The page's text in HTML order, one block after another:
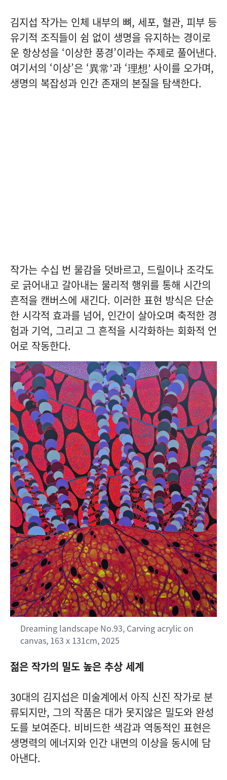
김지섭 작가는 인체 내부의 뼈, 세포, 혈관, 피부 등
유기적 조직들이 쉼 없이 생명을 유지하는 경이로
운 항상성을 ‘이상한 풍경’이라는 주제로 풀어낸다.
여기서의 ‘이상’은 ‘異常’과 ‘理想’ 사이를 오가며,
생명의 복잡성과 인간 존재의 본질을 탐색한다.
작가는 수십 번 물감을 덧바르고, 드릴이나 조각도
로 긁어내고 갈아내는 물리적 행위를 통해 시간의
흔적을 캔버스에 새긴다. 이러한 표현 방식은 단순
한 시각적 효과를 넘어, 인간이 살아오며 축적한 경
험과 기억, 그리고 그 흔적을 시각화하는 회화적 언
어로 작동한다.
Dreaming landscape No.93, Carving acrylic on
canvas, 163 x 131cm, 2025
젊은 작가의 밀도 높은 추상 세계
30대의 김지섭은 미술계에서 아직 신진 작가로 분
류되지만, 그의 작품은 대가 못지않은 밀도와 완성
도를 보여준다. 비비드한 색감과 역동적인 표현은
생명력의 에너지와 인간 내면의 이상을 동시에 담
아낸다.